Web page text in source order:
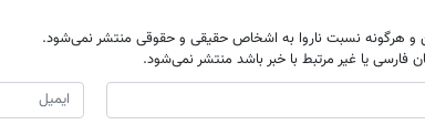
و هرگونه نسبت ناروا به اشخاص حقیقی و حقوقی منتشر نمی‌شود.
فارسی یا غیر مرتبط با خبر باشد منتشر نمی‌شود.